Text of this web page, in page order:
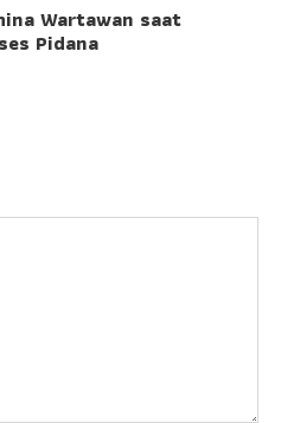
Wartawan saat
Pidana